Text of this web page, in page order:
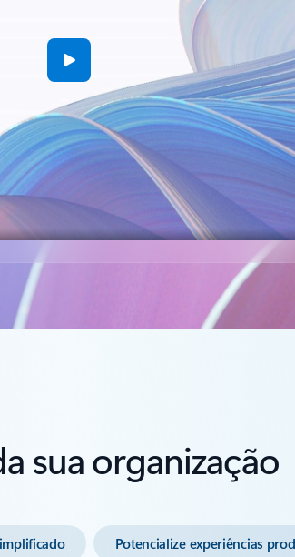
sua organização
Potencialize experiências